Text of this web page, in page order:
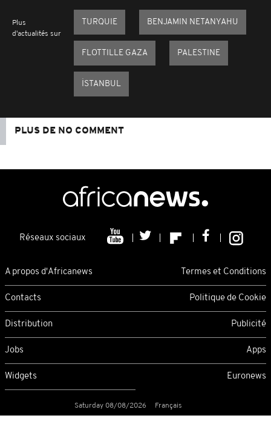
Plus
d'actualités sur
TURQUIE BENJAMIN NETANYAHU
FLOTTILLE GAZA PALESTINE
İSTANBUL
PLUS DE NO COMMENT
Réseaux sociaux
A propos d'Africanews Termes et Conditions
Contacts Politique de Cookie
Distribution Publicité
Jobs Apps
Widgets Euronews
Saturday 08/08/2026